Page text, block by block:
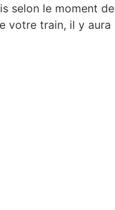
selon le moment de
votre train, il y aura